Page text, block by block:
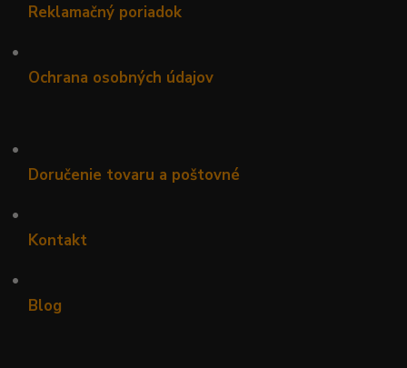
Reklamačný poriadok
•
Ochrana osobných údajov
•
Doručenie tovaru a poštovné
•
Kontakt
•
Blog